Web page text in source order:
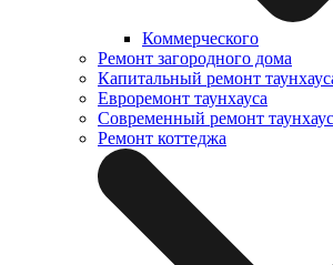
Коммерческого
Ремонт загородного дома
Капитальный ремонт
Евроремонт таунхауса
Современный ремонт
Ремонт коттеджа